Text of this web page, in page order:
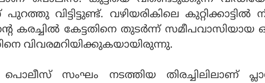
വിട്ടിട്ടുണ്ട്. വഴിയരികിലെ കുറ്റിക്കാട്ടിൽ
കരച്ചിൽ കേട്ടതിനെ തുടർന്ന് സമീപവാസിയായ
വിവരമറിയിക്കുകയായിരുന്നു.
സംഘം നടത്തിയ തിരച്ചിലിലാണ്